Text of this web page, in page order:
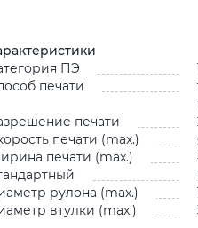
ПЭ
печати
печати
печати (max.)
печати (max.)
рулона (max.)
втулки (max.)